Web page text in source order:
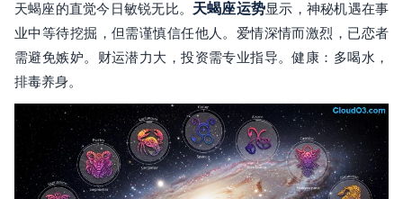
天蝎座的直觉今日敏锐无比。 天蝎座运势显示，神秘机遇在事
业中等待挖掘，但需谨慎信任他人。爱情深情而激烈，已恋者
需避免嫉妒。财运潜力大，投资需专业指导。健康：多喝水，
排毒养身。